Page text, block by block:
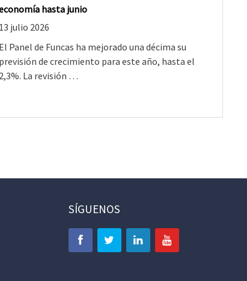
hasta junio
13 julio 2026
El Panel de Funcas ha mejorado una décima su
previsión de crecimiento para este año, hasta el
2,3%. La revisión …
SÍGUENOS